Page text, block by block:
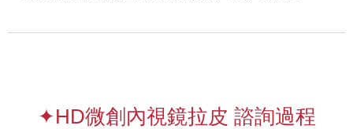
✦HD微創內視鏡拉皮 諮詢過程